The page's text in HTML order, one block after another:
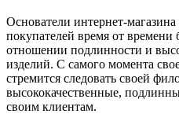
Основатели интернет-
покупателей время от времени
отношении подлинности и
изделий. С самого момента
стремится следовать своей
высококачественные,
своим клиентам.